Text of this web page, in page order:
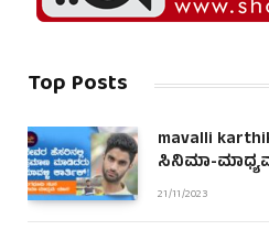
Top Posts
mavalli
ಸಿನಿಮಾ-
21/11/2023